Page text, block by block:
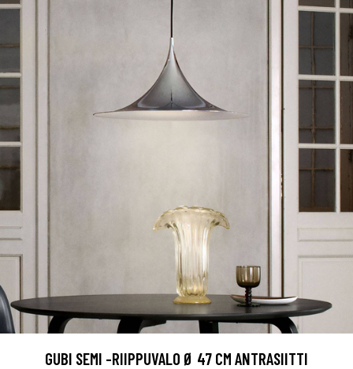
GUBI SEMI -RIIPPUVALO Ø 47 CM ANTRASIITTI